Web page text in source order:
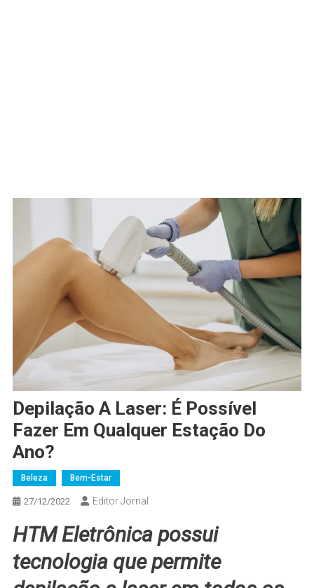
Depilação A Laser: É Possível
Fazer Em Qualquer Estação Do
Ano?
Beleza Bem-Estar
27/12/2022 Editor Jornal
HTM Eletrônica possui
tecnologia que permite